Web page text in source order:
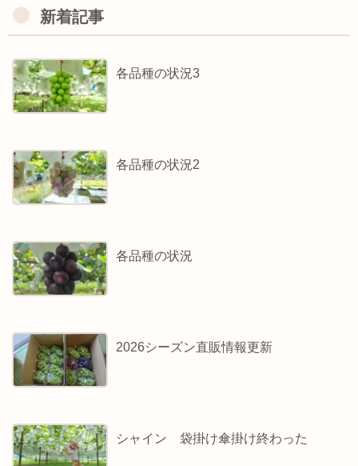
新着記事
各品種の状況3
各品種の状況2
各品種の状況
2026シーズン直販情報更新
シャイン 袋掛け傘掛け終わった